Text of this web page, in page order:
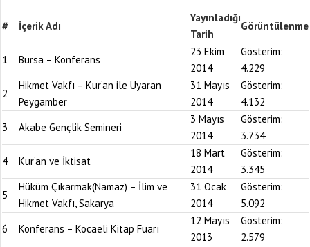
# İçerik Adı
Yayınladığı
Tarih
Görüntülenme
1 Bursa – Konferans
23 Ekim
2014
Gösterim:
4.229
2
Hikmet Vakfı – Kur’an ile Uyaran
Peygamber
31 Mayıs
2014
Gösterim:
4.132
3
Akabe Gençlik Semineri
3 Mayıs
2014
Gösterim:
3.734
4
Kur’an ve İktisat
18 Mart
2014
Gösterim:
3.345
5
Hüküm Çıkarmak(Namaz) – İlim ve
Hikmet Vakfı, Sakarya
31 Ocak
2014
Gösterim:
5.092
6
Konferans – Kocaeli Kitap Fuarı
12 Mayıs
2013
Gösterim:
2.579